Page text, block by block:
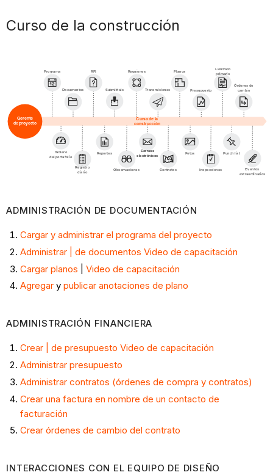
Supervisar
proyecto
Posconstrucción
Cierre
proyecto
Curso de la construcción
Tablero
del portafolio
Curso de la
construcción
Gerente
de proyecto
Reportes
Registro
diario
Observaciones
Correos
electrónicos
Contratos
Fotos
Inspecciones
Punch list
Programa
Órdenes de
cambio
Documentos
RFI
Submittals
Reuniones Planos
Transmisiones Presupuesto
Contrato
primario
Eventos
extraordinarios
ADMINISTRACIÓN DE DOCUMENTACIÓN
Cargar y administrar el programa del proyecto
Administrar | de documentos Video de capacitación
Cargar planos
Video de capacitación
Agregary publicar anotaciones de plano
ADMINISTRACIÓN FINANCIERA
Crear | de presupuesto Video de capacitación
Administrar presupuesto
Administrar contratos (órdenes de compra y contratos)
Crear una factura en nombre de un contacto de
facturación
Crear órdenes de cambio del contrato
INTERACCIONES CON EL EQUIPO DE DISEÑO